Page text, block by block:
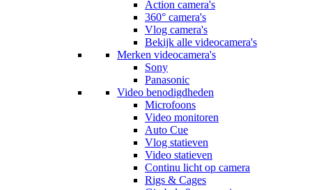
Action camera's
360° camera's
Vlog camera's
Bekijk alle videocamera's
Merken videocamera's
Sony
Panasonic
Video benodigdheden
Microfoons
Video monitoren
Auto Cue
Vlog statieven
Video statieven
Continu licht op camera
Rigs & Cages